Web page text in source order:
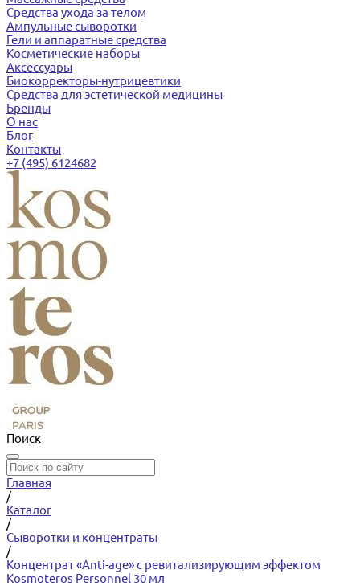
Средства ухода за телом
Ампульные сыворотки
Гели и аппаратные средства
Косметические наборы
Аксессуары
Биокорректоры-нутрицевтики
Средства для эстетической медицины
Бренды
О нас
Блог
Контакты
+7 (495) 6124682
Поиск
Главная
/
Каталог
/
Сыворотки и концентраты
/
Концентрат «Anti-age» с ревитализирующим эффектом
Kosmoteros Personnel 30 мл